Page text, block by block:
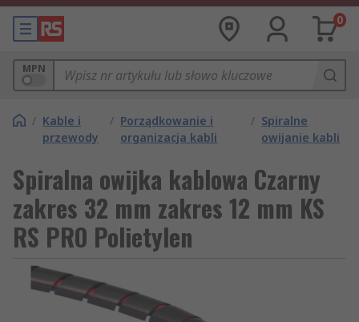
0
MPN
/ Kable i
przewody
/ Porządkowanie i
organizacja kabli
/ Spiralne
owijanie kabli
Spiralna owijka kablowa Czarny
zakres 32 mm zakres 12 mm KS
RS PRO Polietylen